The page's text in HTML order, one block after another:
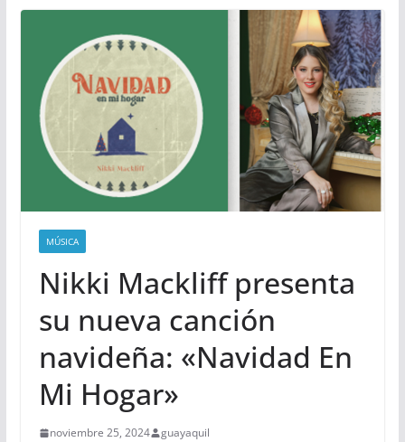
MÚSICA
Nikki Mackliff presenta
su nueva canción
navideña: «Navidad En
Mi Hogar»
noviembre 25, 2024 guayaquil